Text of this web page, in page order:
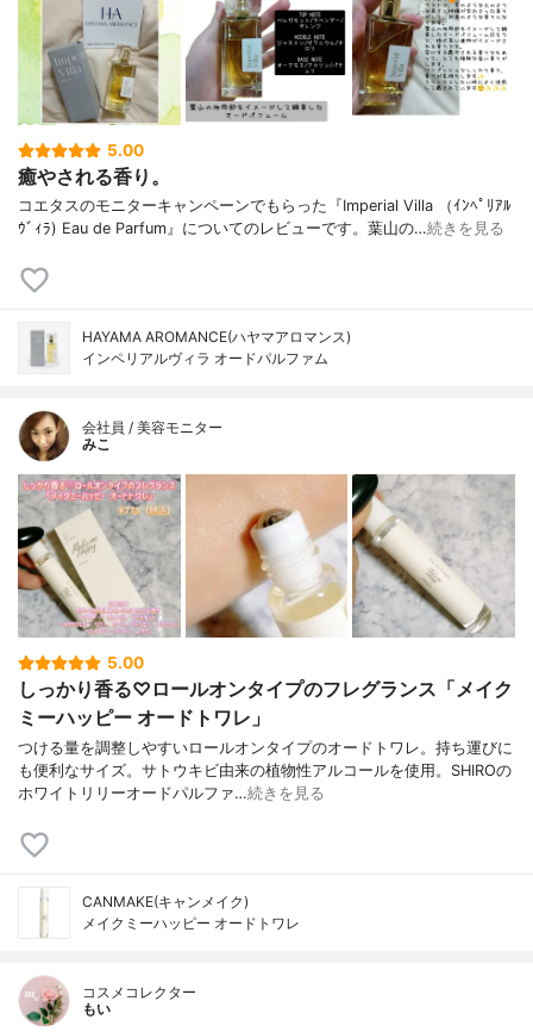
5.00
癒やされる香り。
コエタスのモニターキャンペーンでもらった『Imperial Villa （ｲﾝﾍﾟﾘｱﾙ
ｳﾞｨﾗ) Eau de Parfum』についてのレビューです。葉山の…続きを見る
HAYAMA AROMANCE(ハヤマアロマンス)
インペリアルヴィラ オードパルファム
会社員 / 美容モニター
みこ
5.00
しっかり香る♡ロールオンタイプのフレグランス「メイク
ミーハッピー オードトワレ」
つける量を調整しやすいロールオンタイプのオードトワレ。持ち運びに
も便利なサイズ。サトウキビ由来の植物性アルコールを使用。SHIROの
ホワイトリリーオードパルファ…続きを見る
CANMAKE(キャンメイク)
メイクミーハッピー オードトワレ
コスメコレクター
もい